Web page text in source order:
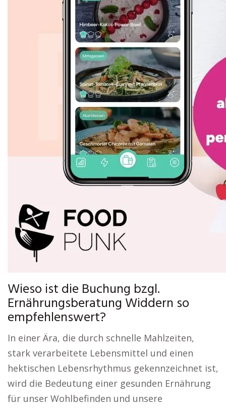
Wieso ist die Buchung bzgl.
Ernährungsberatung Widdern so
empfehlenswert?
In einer Ära, die durch schnelle Mahlzeiten,
stark verarbeitete Lebensmittel und einen
hektischen Lebensrhythmus gekennzeichnet ist,
wird die Bedeutung einer gesunden Ernährung
für unser Wohlbefinden und unsere